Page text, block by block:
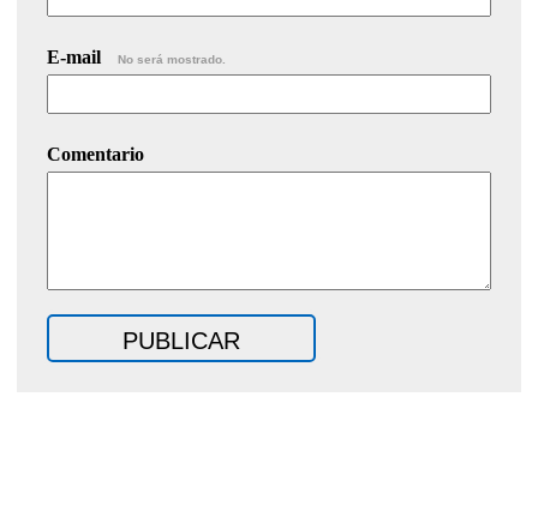
E-mail No será mostrado.
Comentario